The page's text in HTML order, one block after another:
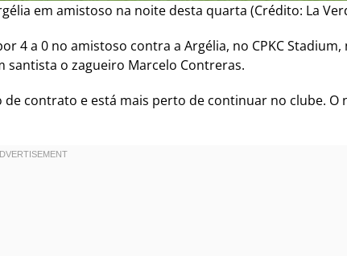
em amistoso na noite desta quarta (Crédito: La
a 0 no amistoso contra a Argélia, no CPKC Stadium,
o zagueiro Marcelo Contreras.
de contrato e está mais perto de continuar no clube. O